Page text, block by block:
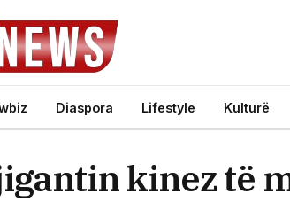
Diaspora Lifestyle Kulturë
kinez të